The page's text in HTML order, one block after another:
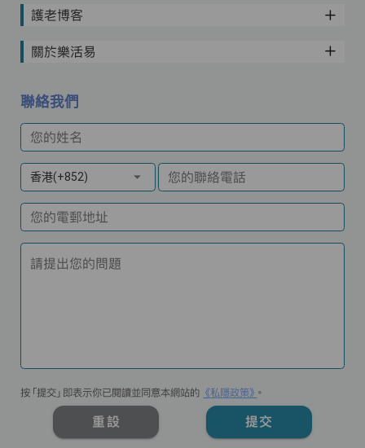
護老博客
關於樂活易
聯絡我們
您的姓名
香港(+852) 您的聯絡電話
您的電郵地址
請提出您的問題
按「提交」即表示你已閱讀並同意本網站的 《私隱政策》 。
重設 提交